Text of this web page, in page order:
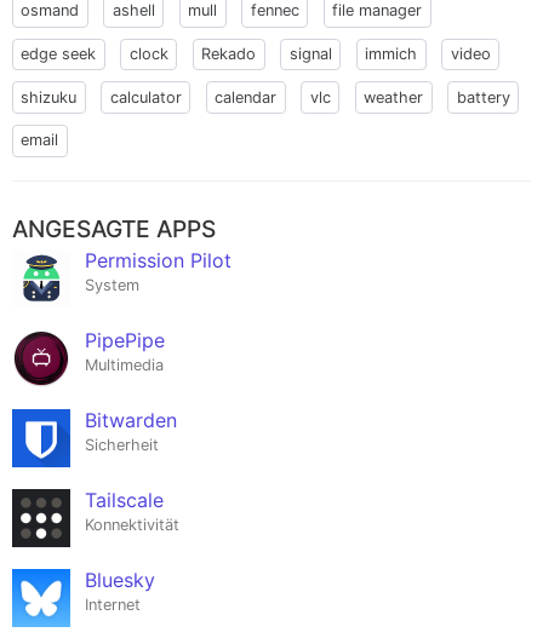
osmand ashell mull fennec file manager
edge seek clock Rekado signal immich video
shizuku calculator calendar vlc weather battery
email
ANGESAGTE APPS
Permission Pilot
System
PipePipe
Multimedia
Bitwarden
Sicherheit
Tailscale
Konnektivität
Bluesky
Internet